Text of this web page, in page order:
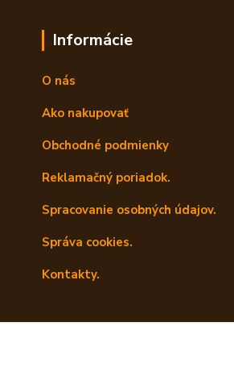
Informácie
O nás
Ako nakupovať
Obchodné podmienky
Reklamačný poriadok.
Spracovanie osobných údajov.
Správa cookies.
Kontakty.